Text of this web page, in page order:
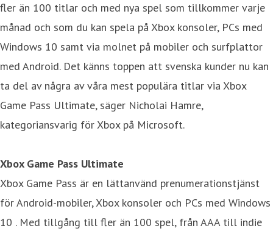
fler än 100 titlar och med nya spel som tillkommer varje
månad och som du kan spela på Xbox konsoler, PCs med
Windows 10 samt via molnet på mobiler och surfplattor
med Android. Det känns toppen att svenska kunder nu kan
ta del av några av våra mest populära titlar via Xbox
Game Pass Ultimate, säger Nicholai Hamre,
kategoriansvarig för Xbox på Microsoft.
Xbox Game Pass Ultimate
Xbox Game Pass är en lättanvänd prenumerationstjänst
för Android-mobiler, Xbox konsoler och PCs med Windows
10 . Med tillgång till fler än 100 spel, från AAA till indie